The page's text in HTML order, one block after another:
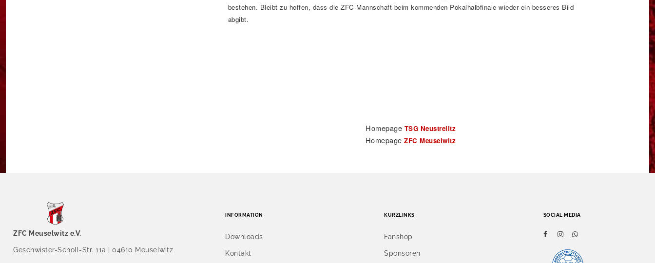
bestehen. Bleibt zu hoffen, dass die ZFC-Mannschaft beim kommenden Pokalhalbfinale wieder ein besseres Bild
abgibt.
Homepage TSG Neustrelitz
HomepageZFC Meuselwitz
ZFC Meuselwitz e.V.
Geschwister-Scholl-Str. 11a | 04610 Meuselwitz
INFORMATION
Downloads
Kontakt
KURZLINKS
Fanshop
Sponsoren
SOCIAL MEDIA